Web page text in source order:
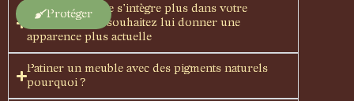
Votre meuble ne s'intègre plus dans votre
intérieur, vous souhaitez lui donner une
apparence plus actuelle
Patiner un meuble avec des pigments naturels
pourquoi ?
Protéger